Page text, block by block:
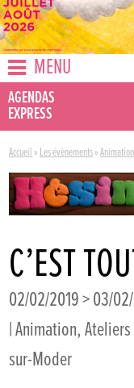
MENU
AGENDAS
EXPRESS
Accueil » Les évènements»Animation
C’EST
02/02/2019 > 03/
| Animation,
sur-Moder